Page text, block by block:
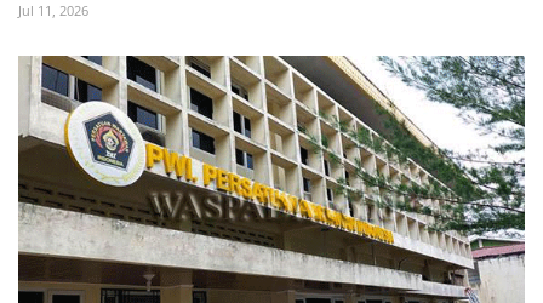
Jul 11, 2026